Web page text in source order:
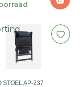
STOEL AP-237